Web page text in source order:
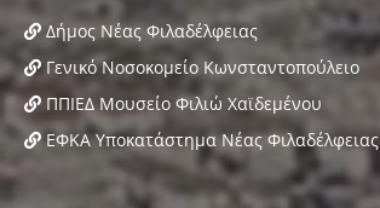
Δήμος Νέας Φιλαδέλφειας
Γενικό Νοσοκομείο Κωνσταντοπούλειο
ΠΠΙΕΔ Μουσείο Φιλιώ Χαϊδεμένου
ΕΦΚΑ Υποκατάστημα Νέας Φιλαδέλφειας